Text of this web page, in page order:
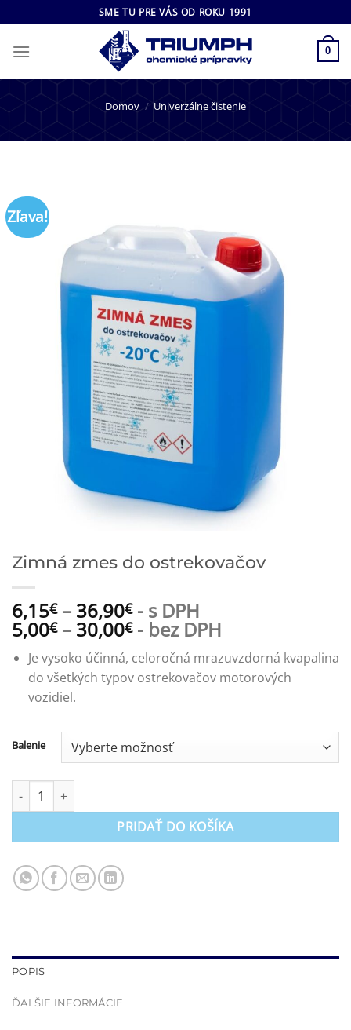
to
content
SME TU PRE VÁS OD ROKU 1991
0
Domov / Univerzálne čistenie
Zľava!
Zimná zmes do ostrekovačov
6,15€– 36,90€- s DPH
5,00€– 30,00€- bez DPH
Je vysoko účinná, celoročná mrazuvzdorná kvapalina
do všetkých typov ostrekovačov motorových
vozidiel.
Balenie
množstvo Zimná zmes do ostrekovačov
PRIDAŤ DO KOŠÍKA
POPIS
ĎALŠIE INFORMÁCIE